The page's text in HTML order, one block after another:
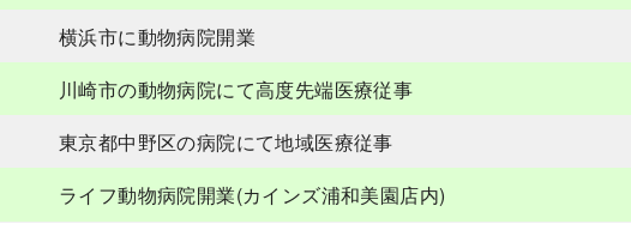
横浜市に動物病院開業
川崎市の動物病院にて高度先端医療従事
東京都中野区の病院にて地域医療従事
ライフ動物病院開業(カインズ浦和美園店内)